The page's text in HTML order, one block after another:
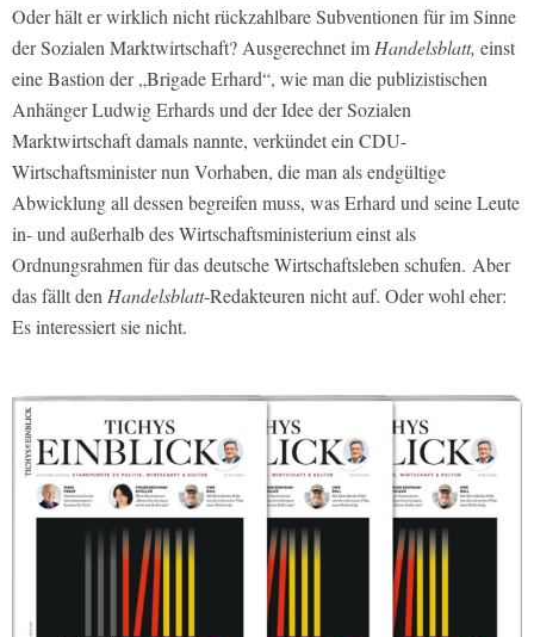
Oder hält er wirklich nicht rückzahlbare Subventionen für im Sinne
der Sozialen Marktwirtschaft? Ausgerechnet imHandelsblatt, einst
eine Bastion der „Brigade Erhard“, wie man die publizistischen
Anhänger Ludwig Erhards und der Idee der Sozialen
Marktwirtschaft damals nannte, verkündet ein CDU-
Wirtschaftsminister nun Vorhaben, die man als endgültige
Abwicklung all dessen begreifen muss, was Erhard und seine Leute
in- und außerhalb des Wirtschaftsministerium einst als
Ordnungsrahmen für das deutsche Wirtschaftsleben schufen. Aber
das fällt denHandelsblatt-Redakteuren nicht auf. Oder wohl eher:
Es interessiert sie nicht.